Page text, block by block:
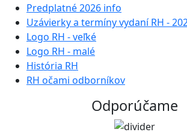
Predplatné 2026 info
Uzávierky a termíny vydaní RH -
Logo RH - veľké
Logo RH - malé
História RH
RH očami odborníkov
Odporúčame